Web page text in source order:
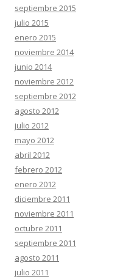
septiembre 2015
julio 2015
enero 2015
noviembre 2014
junio 2014
noviembre 2012
septiembre 2012
agosto 2012
julio 2012
mayo 2012
abril 2012
febrero 2012
enero 2012
diciembre 2011
noviembre 2011
octubre 2011
septiembre 2011
agosto 2011
julio 2011